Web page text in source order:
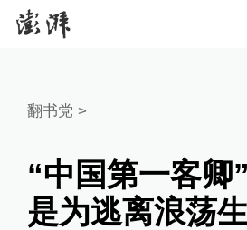
翻书党 >
“中国第一客卿
是为逃离浪荡